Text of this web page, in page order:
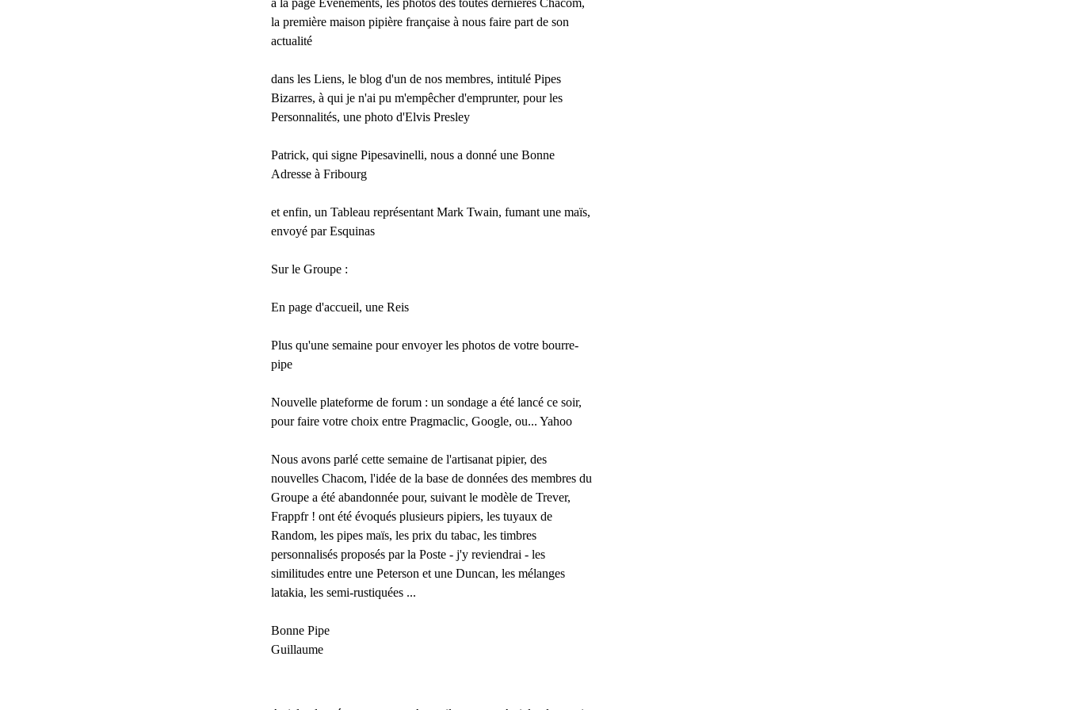
à la page Evénements, les photos des toutes dernières Chacom,
la première maison pipière française à nous faire part de son
actualité
dans les Liens, le blog d'un de nos membres, intitulé Pipes
Bizarres, à qui je n'ai pu m'empêcher d'emprunter, pour les
Personnalités, une photo d'Elvis Presley
Patrick, qui signe Pipesavinelli, nous a donné une Bonne
Adresse à Fribourg
et enfin, un Tableau représentant Mark Twain, fumant une maïs,
envoyé par Esquinas
Sur le Groupe :
En page d'accueil, une Reis
Plus qu'une semaine pour envoyer les photos de votre bourre-
pipe
Nouvelle plateforme de forum : un sondage a été lancé ce soir,
pour faire votre choix entre Pragmaclic, Google, ou... Yahoo
Nous avons parlé cette semaine de l'artisanat pipier, des
nouvelles Chacom, l'idée de la base de données des membres du
Groupe a été abandonnée pour, suivant le modèle de Trever,
Frappfr ! ont été évoqués plusieurs pipiers, les tuyaux de
Random, les pipes maïs, les prix du tabac, les timbres
personnalisés proposés par la Poste - j'y reviendrai - les
similitudes entre une Peterson et une Duncan, les mélanges
latakia, les semi-rustiquées ...
Bonne Pipe
Guillaume